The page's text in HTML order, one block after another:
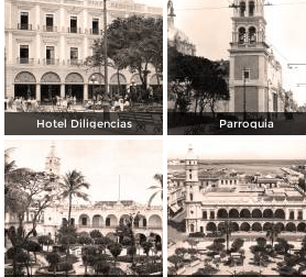
Hotel Diligencias Parroquia